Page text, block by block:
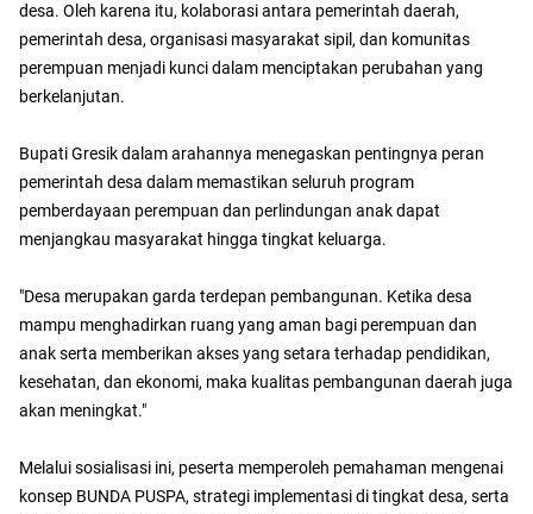
desa. Oleh karena itu, kolaborasi antara pemerintah daerah,
pemerintah desa, organisasi masyarakat sipil, dan komunitas
perempuan menjadi kunci dalam menciptakan perubahan yang
berkelanjutan.
Bupati Gresik dalam arahannya menegaskan pentingnya peran
pemerintah desa dalam memastikan seluruh program
pemberdayaan perempuan dan perlindungan anak dapat
menjangkau masyarakat hingga tingkat keluarga.
"Desa merupakan garda terdepan pembangunan. Ketika desa
mampu menghadirkan ruang yang aman bagi perempuan dan
anak serta memberikan akses yang setara terhadap pendidikan,
kesehatan, dan ekonomi, maka kualitas pembangunan daerah juga
akan meningkat."
Melalui sosialisasi ini, peserta memperoleh pemahaman mengenai
konsep BUNDA PUSPA, strategi implementasi di tingkat desa, serta